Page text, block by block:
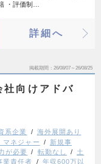
・評価制…
詳細へ
掲載期間 26/08/07～26/08/25
向けアドバ
系企業
海外展開あり
マネジャー
新規事
が必要 転勤なし
土
業責任者
年収600万以